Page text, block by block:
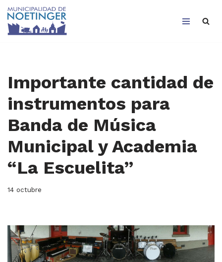
Saltar
Importante cantidad de
instrumentos para
Banda de Música
Municipal y Academia
“La Escuelita”
14 octubre